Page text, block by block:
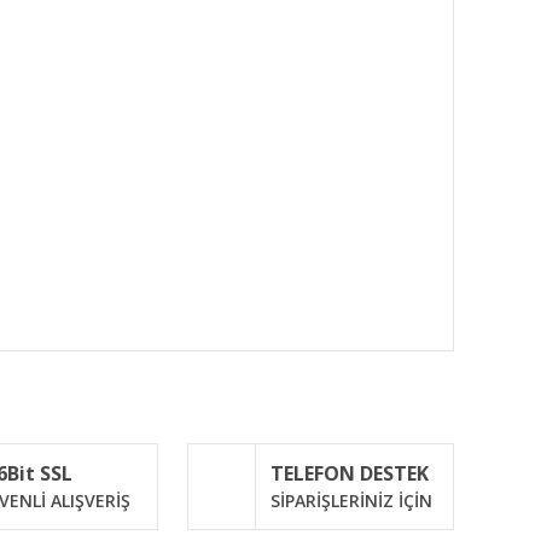
SSL
ALIŞVERİŞ
TELEFON DESTEK
SİPARİŞLERİNİZ İÇİN